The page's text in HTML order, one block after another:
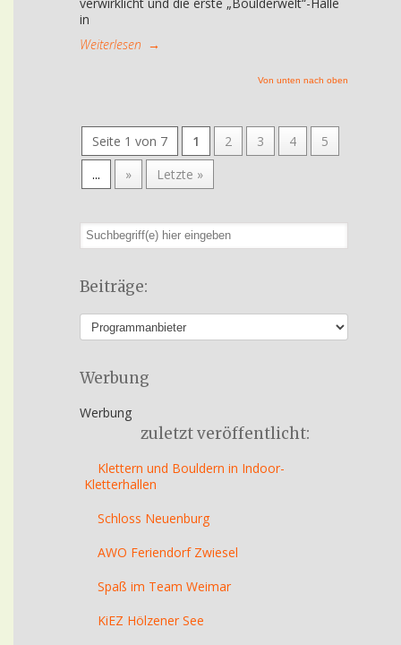
in
Weiterlesen →
Von unten nach oben
Seite 1 von 7 1 2 3 4
5
...
» Letzte »
Beiträge:
Werbung
Werbung
zuletzt veröffentlicht:
Klettern und Bouldern in Indoor-
Kletterhallen
Schloss Neuenburg
AWO Feriendorf Zwiesel
Spaß im Team Weimar
KiEZ Hölzener See